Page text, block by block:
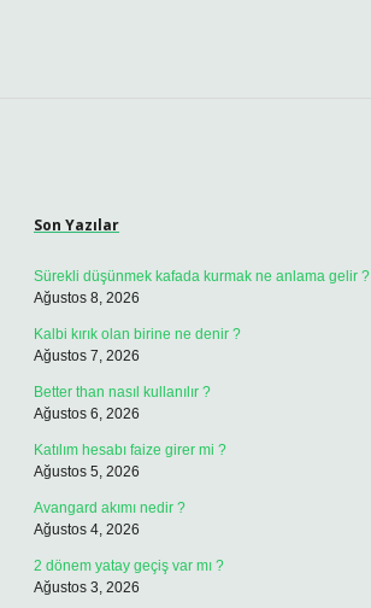
Son Yazılar
Sürekli düşünmek kafada kurmak ne anlama gelir ?
Ağustos 8, 2026
Kalbi kırık olan birine ne denir ?
Ağustos 7, 2026
Better than nasıl kullanılır ?
Ağustos 6, 2026
Katılım hesabı faize girer mi ?
Ağustos 5, 2026
Avangard akımı nedir ?
Ağustos 4, 2026
2 dönem yatay geçiş var mı ?
Ağustos 3, 2026